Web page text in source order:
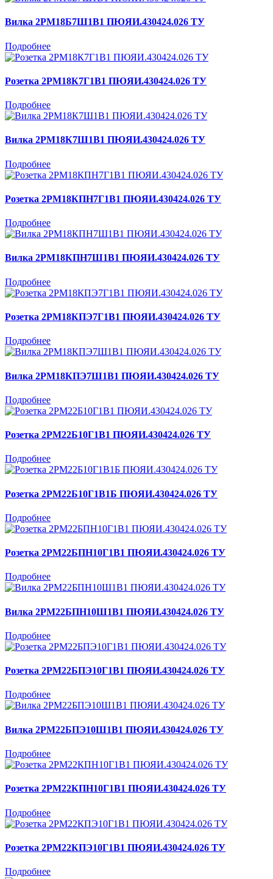
Вилка 2РМ18Б7Ш1В1 ПЮЯИ.430424.026 ТУ
Подробнее
Розетка 2РМ18К7Г1В1 ПЮЯИ.430424.026 ТУ
Подробнее
Вилка 2РМ18К7Ш1В1 ПЮЯИ.430424.026 ТУ
Подробнее
Розетка 2РМ18КПН7Г1В1 ПЮЯИ.430424.026 ТУ
Подробнее
Вилка 2РМ18КПН7Ш1В1 ПЮЯИ.430424.026 ТУ
Подробнее
Розетка 2РМ18КПЭ7Г1В1 ПЮЯИ.430424.026 ТУ
Подробнее
Вилка 2РМ18КПЭ7Ш1В1 ПЮЯИ.430424.026 ТУ
Подробнее
Розетка 2РМ22Б10Г1В1 ПЮЯИ.430424.026 ТУ
Подробнее
Розетка 2РМ22Б10Г1В1Б ПЮЯИ.430424.026 ТУ
Подробнее
Розетка 2РМ22БПН10Г1В1 ПЮЯИ.430424.026 ТУ
Подробнее
Вилка 2РМ22БПН10Ш1В1 ПЮЯИ.430424.026 ТУ
Подробнее
Розетка 2РМ22БПЭ10Г1В1 ПЮЯИ.430424.026 ТУ
Подробнее
Вилка 2РМ22БПЭ10Ш1В1 ПЮЯИ.430424.026 ТУ
Подробнее
Розетка 2РМ22КПН10Г1В1 ПЮЯИ.430424.026 ТУ
Подробнее
Розетка 2РМ22КПЭ10Г1В1 ПЮЯИ.430424.026 ТУ
Подробнее